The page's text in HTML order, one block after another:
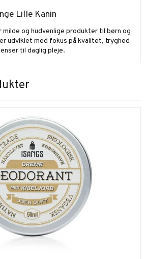
Lille Kanin
milde og hudvenlige produkter til børn og
udviklet med fokus på kvalitet, tryghed
til daglig pleje.